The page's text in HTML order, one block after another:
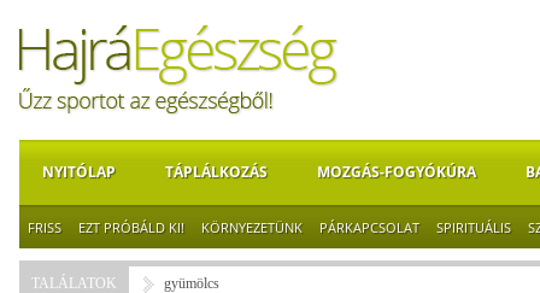
NYITÓLAP TÁPLÁLKOZÁS MOZGÁS-FOGYÓKÚRA
FRISS EZT PRÓBÁLD KI! KÖRNYEZETÜNK PÁRKAPCSOLAT SPIRITUÁLIS
TALÁLATOK gyümölcs